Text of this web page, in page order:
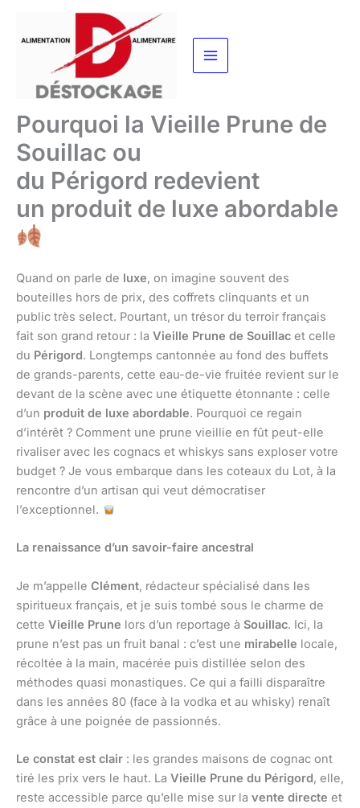
contenu
Pourquoi la Vieille Prune de
Souillac ou
du Périgord redevient
un produit de luxe abordable
Quand on parle de luxe, on imagine souvent des
bouteilles hors de prix, des coffrets clinquants et un
public très select. Pourtant, un trésor du terroir français
fait son grand retour : la Vieille Prune de Souillac et celle
du Périgord. Longtemps cantonnée au fond des buffets
de grands-parents, cette eau-de-vie fruitée revient sur le
devant de la scène avec une étiquette étonnante : celle
d’un produit de luxe abordable. Pourquoi ce regain
d’intérêt ? Comment une prune vieillie en fût peut-elle
rivaliser avec les cognacs et whiskys sans exploser votre
budget ? Je vous embarque dans les coteaux du Lot, à la
rencontre d’un artisan qui veut démocratiser
l’exceptionnel.
La renaissance d’un savoir-faire ancestral
Je m’appelle Clément, rédacteur spécialisé dans les
spiritueux français, et je suis tombé sous le charme de
cette Vieille Prune lors d’un reportage à Souillac. Ici, la
prune n’est pas un fruit banal : c’est une mirabelle locale,
récoltée à la main, macérée puis distillée selon des
méthodes quasi monastiques. Ce qui a failli disparaître
dans les années 80 (face à la vodka et au whisky) renaît
grâce à une poignée de passionnés.
Le constat est clair : les grandes maisons de cognac ont
tiré les prix vers le haut. La Vieille Prune du Périgord, elle,
reste accessible parce qu’elle mise sur la vente directe et